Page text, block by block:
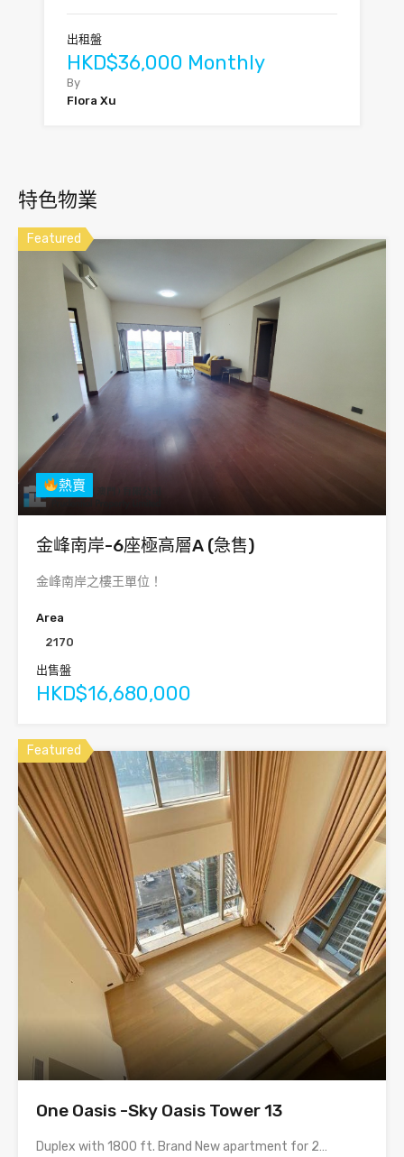
出租盤
HKD$36,000 Monthly
By
Flora Xu
特色物業
Featured
熱賣
金峰南岸-6座極高層A (急售)
金峰南岸之樓王單位！
Area
2170
出售盤
HKD$16,680,000
Featured
One Oasis -Sky Oasis Tower 13
Duplex with 1800 ft. Brand New apartment for 2…